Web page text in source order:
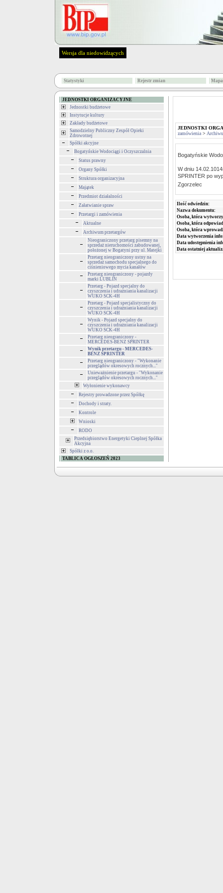
Wersja dla niedowidzących
Statystyki Rejestr zmian
JEDNOSTKI ORGANIZACYJNE
Jednostki budżetowe
Instytucje kultury
Zakłady budżetowe
Samodzielny Publiczny Zespół Opieki
Zdrowotnej
Spółki akcyjne
Bogatyńskie Wodociągi i Oczyszczalnia
Status prawny
Organy Spółki
Struktura organizacyjna
Majątek
Przedmiot działalności
Załatwianie spraw
Przetargi i zamówienia
Aktualne
Archiwum przetargów
Nieograniczony przetarg pisemny na
sprzedaż nieruchomości zabudowanej,
położonej w Bogatyni przy ul. Matejki
Przetarg nieograniczony ustny na
sprzedaż samochodu specjalnego do
ciśnieniowego mycia kanałów
Przetarg nieograniczony - pojazdy
marki LUBLIN
Przetarg - Pojazd specjalny do
czyszczenia i udrażniania kanalizacji
WUKO SCK-4H
Przetarg - Pojazd specjalistyczny do
czyszczenia i udrażniania kanalizacji
WUKO SCK-4H
Wynik - Pojazd specjalny do
czyszczenia i udrażniania kanalizacji
WUKO SCK-4H
Przetarg nieograniczony -
MERCEDES-BENZ SPRINTER
Wynik przetargu - MERCEDES-
BENZ SPRINTER
Przetarg nieograniczony - "Wykonanie
przeglądów okresowych rocznych..."
Unieważnienie przetargu - "Wykonanie
przeglądów okresowych rocznych..."
Wyłonienie wykonawcy
Rejestry prowadzone przez Spółkę
Dochody i straty.
Kontrole
Wnioski
RODO
Przedsiębiorstwo Energetyki Cieplnej Spółka
Akcyjna
Spółki z o.o.
TABLICA OGŁOSZEŃ 2023
JEDNOSTKI
zamówienia >
Bogatyńskie
W dniu
SPRINTER po
Zgorzelec
Ilość odwiedzin:
Nazwa dokumentu:
Osoba, która
Osoba, która
Osoba, która
Data wytworzenia
Data udostępnienia
Data ostatniej